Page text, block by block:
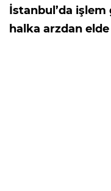
İstanbul’da
halka arzdan